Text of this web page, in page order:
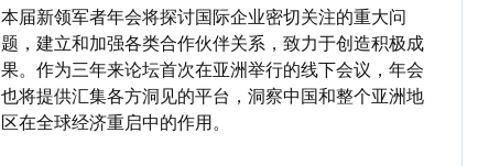
本届新领军者年会将探讨国际企业密切关注的重大问
题，建立和加强各类合作伙伴关系，致力于创造积极成
果。作为三年来论坛首次在亚洲举行的线下会议，年会
也将提供汇集各方洞见的平台，洞察中国和整个亚洲地
区在全球经济重启中的作用。